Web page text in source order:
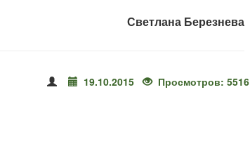
Светлана Березнева
19.10.2015 Просмотров: 5516